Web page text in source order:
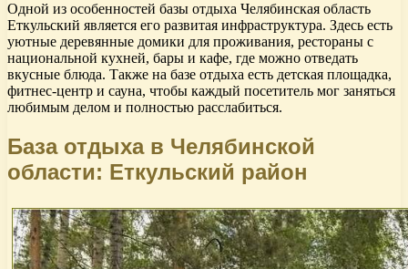
Одной из особенностей базы отдыха Челябинская область
Еткульский является его развитая инфраструктура. Здесь есть
уютные деревянные домики для проживания, рестораны с
национальной кухней, бары и кафе, где можно отведать
вкусные блюда. Также на базе отдыха есть детская площадка,
фитнес-центр и сауна, чтобы каждый посетитель мог заняться
любимым делом и полностью расслабиться.
База отдыха в Челябинской
области: Еткульский район